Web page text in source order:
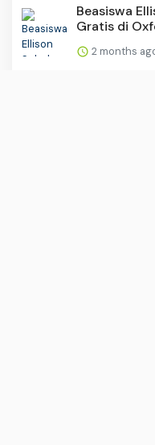
Beasiswa
Gratis di
2 months